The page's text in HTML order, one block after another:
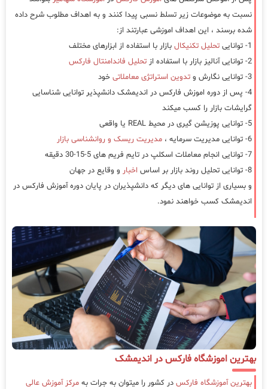
نسبت به موضوعات زیر تسلط نسبی پیدا کنند و به اهداف مطلوب شرح داده
شده برسند ، این اهداف اموزشی عبارتند از:
1- توانایی
تحلیل تکنیکال بازار با استفاده از ابزارهای مختلف
2- توانایی آنالیز بازار با استفاده از
تحلیل فاندامنتال فارکس
3- توانایی نگارش و
تدوین استراتژی معاملاتی خود
4- پس از دوره اموزش فارکس در اندیمشک دانشپذیر توانایی شناسایی
گرایشات بازار را کسب میکند
5- توانایی پوزیشن گیری در محیط REAL یا واقعی
6- توانایی مدیریت سرمایه ،
مدیریت ریسک و روانشناسی بازار
7- توانایی انجام معاملات اسکلپ در تایم فریم های 5-15-30 دقیقه
8- توانایی تحلیل روند بازار بر اساس
اخبار و وقایع در جهان
و بسیاری از توانایی های دیگر که دانشپذیران در پایان دوره آموزش فارکس در
اندیمشک کسب خواهند نمود.
بهترین اموزشگاه فارکس در اندیمشک
بهترین آموزشگاه فارکس در کشور را میتوان به جرات به مرکز آموزش عالی